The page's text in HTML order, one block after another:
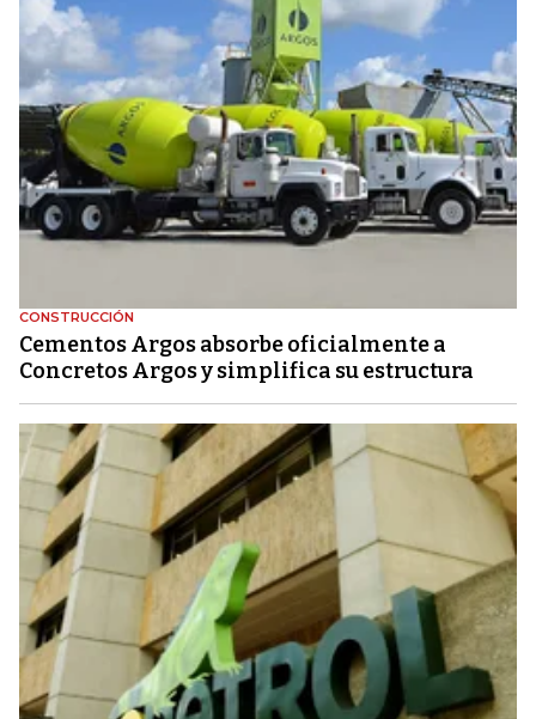
CONSTRUCCIÓN
Cementos Argos absorbe oficialmente a
Concretos Argos y simplifica su estructura